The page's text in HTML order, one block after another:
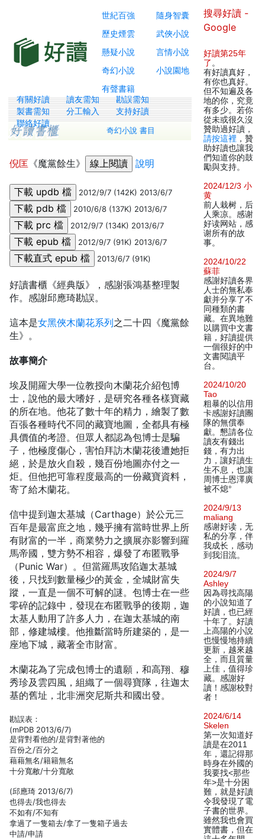
世紀百強
隨身智囊
歷史煙雲
武俠小說
懸疑小說
言情小說
奇幻小說
小說園地
有聲書籍
有關好讀 讀友需知
勘誤需知
製書需知
分工輸入
支持好讀
聯絡好讀
奇幻小說 書目
倪匡 《魔黨餘生》 說明
2012/9/7 (142K) 2013/6/7
2010/6/8 (137K) 2013/6/7
2012/9/7 (134K) 2013/6/7
2012/9/7 (91K) 2013/6/7
2013/6/7 (91K)
好讀書櫃《經典版》，感謝張鴻基整理製
作。感謝邱應琦勘誤。
這本是女黑俠木蘭花系列之二十四《魔黨餘
生》。
故事簡介
埃及開羅大學一位教授向木蘭花介紹包博
士，說他的最大嗜好，是研究各種各樣寶藏
的所在地。他花了數十年的精力，繪製了數
百張各種時代不同的藏寶地圖，全都具有極
具價值的考證。但眾人都認為包博士是騙
子，他極度傷心，害怕拜訪木蘭花後遭她拒
絕，於是放火自殺，幾百份地圖亦付之一
炬。但他把可靠程度最高的一份藏寶資料，
寄了給木蘭花。
信中提到迦太基城（Carthage）於公元三
百年是最富庶之地，幾乎擁有當時世界上所
有財富的一半，商業勢力之擴展亦影響到羅
馬帝國，雙方勢不相容，爆發了布匿戰爭
（Punic War）。但當羅馬攻陷迦太基城
後，只找到數量極少的黃金，全城財富失
蹤，一直是一個不可解的謎。包博士在一些
零碎的記錄中，發現在布匿戰爭的後期，迦
太基人動用了許多人力，在迦太基城的南
部，修建城樓。他推斷當時所建築的，是一
座地下城，藏著全市財富。
木蘭花為了完成包博士的遺願，和高翔、穆
秀珍及雲四風，組織了一個尋寶隊，往迦太
基的舊址，北非洲突尼斯共和國出發。
勘誤表：
(mPDB 2013/6/7)
是背對看他的/是背對著他的
百份之/百分之
藉藉無名/籍籍無名
十分寬敝/十分寬敞
(邱應琦 2013/6/7)
也得去/我也得去
不如有/不知有
拿過了一隻箱去/拿了一隻箱子過去
中請/申請
搜尋好讀 -
Google
好讀第25年
了 。
有好讀真好，
有你也真好。
但不知遍及各
地的你，究竟
有多少。若你
從未或很久沒
贊助過好讀，
請按這裡 ，贊
助好讀也讓我
們知道你的鼓
勵與支持。
2024/12/3 小
黄
前人栽树，后
人乘凉。感谢
好读网站，感
谢所有的故
事。
2024/10/22
蘇菲
感謝好讀各界
人士的無私奉
獻并分享了不
同種類的書
藏。在異地難
以購買中文書
籍，好讀提供
一個很好的中
文書閱讀平
台。
2024/10/20
Tao
粗暴的以信用
卡感謝好讀團
隊的無償奉
獻。懇請各位
讀友有錢出
錢，有力出
力，讓好讀生
生不息，也讓
周博士恩澤廣
被不熄°
2024/9/13
maliang
感谢好读，无
私的分享，伴
我成长，感动
到我泪流。
2024/9/7
Ashley
因為尋找高陽
的小說知道了
好讀，也已經
十年了。好讀
上高陽的小說
也慢慢地持續
更新，越來越
全，而且質量
上佳，值得珍
藏。感謝好
讀！感謝校對
者！
2024/6/14
Skelen
第一次知道好
讀是在2011
年，還記得那
時身在外國的
我要找<那些
年>是十分困
難，就是好讀
令我發現了電
子書的世界。
雖然我也會買
實體書，但在